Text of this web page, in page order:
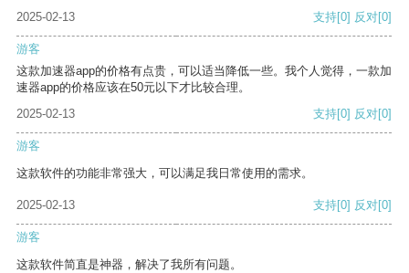
2025-02-13
支持[0] 反对[0]
游客
这款加速器app的价格有点贵，可以适当降低一些。我个人觉得，一款加
速器app的价格应该在50元以下才比较合理。
2025-02-13
支持[0] 反对[0]
游客
这款软件的功能非常强大，可以满足我日常使用的需求。
2025-02-13 支持[0] 反对[0]
游客
这款软件简直是神器，解决了我所有问题。